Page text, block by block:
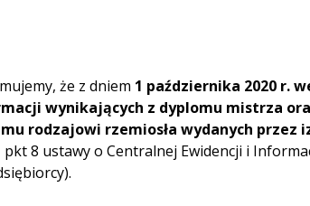
że z dniem 1 października 2020 r.
wynikających z dyplomu mistrza
rodzajowi rzemiosła wydanych przez
pkt 8 ustawy o Centralnej Ewidencji i